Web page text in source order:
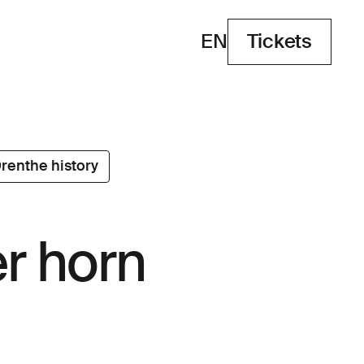
EN Tickets
Tickets
history
horn